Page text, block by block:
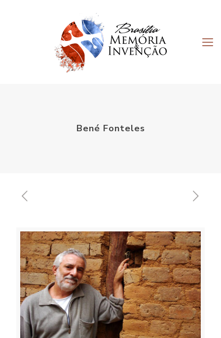
Bené Fonteles